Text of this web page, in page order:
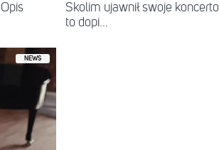
Skolim ujawnił swoje
to dopi...
NEWS